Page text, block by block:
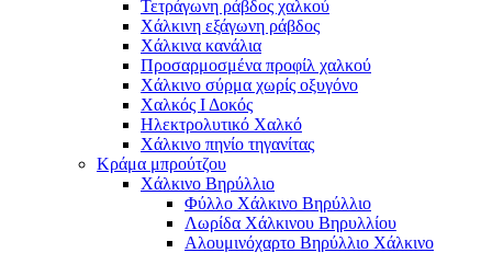
Τετράγωνη ράβδος χαλκού
Χάλκινη εξάγωνη ράβδος
Χάλκινα κανάλια
Προσαρμοσμένα προφίλ χαλκού
Χάλκινο σύρμα χωρίς οξυγόνο
Χαλκός Ι Δοκός
Ηλεκτρολυτικό Χαλκό
Χάλκινο πηνίο τηγανίτας
Κράμα μπρούτζου
Χάλκινο Βηρύλλιο
Φύλλο Χάλκινο Βηρύλλιο
Λωρίδα Χάλκινου Βηρυλλίου
Αλουμινόχαρτο Βηρύλλιο Χάλκινο